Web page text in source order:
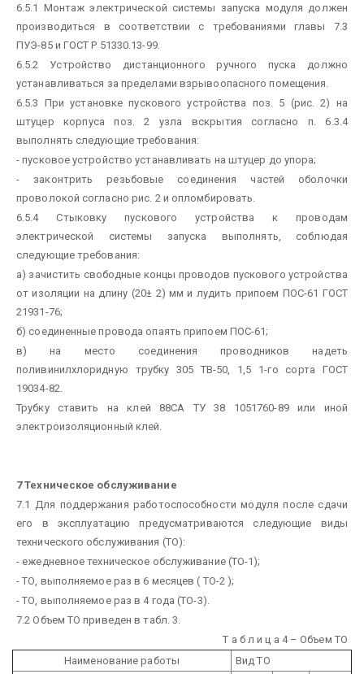
6.5.1 Монтаж электрической системы запуска модуля должен
производиться в соответствии с требованиями главы 7.3
ПУЭ-85 и ГОСТ Р 51330.13-99.
6.5.2 Устройство дистанционного ручного пуска должно
устанавливаться за пределами взрывоопасного помещения.
6.5.3 При установке пускового устройства поз. 5 (рис. 2) на
штуцер корпуса поз. 2 узла вскрытия согласно п. 6.3.4
выполнять следующие требования:
- пусковое устройство устанавливать на штуцер до упора;
- законтрить резьбовые соединения частей оболочки
проволокой согласно рис. 2 и опломбировать.
6.5.4 Стыковку пускового устройства к проводам
электрической системы запуска выполнять, соблюдая
следующие требования:
а) зачистить свободные концы проводов пускового устройства
от изоляции на длину (20± 2) мм и лудить припоем ПОС-61 ГОСТ
21931-76;
б) соединенные провода опаять припоем ПОС-61;
в) на место соединения проводников надеть
поливинилхлоридную трубку 305 ТВ-50, 1,5 1-го сорта ГОСТ
19034-82.
Трубку ставить на клей 88СА ТУ 38 1051760-89 или иной
электроизоляционный клей.
7 Техническое обслуживание
7.1 Для поддержания работоспособности модуля после сдачи
его в эксплуатацию предусматриваются следующие виды
технического обслуживания (ТО):
- ежедневное техническое обслуживание (ТО-1);
- ТО, выполняемое раз в 6 месяцев ( ТО-2 );
- ТО, выполняемое раз в 4 года (ТО-3).
7.2 Объем ТО приведен в табл. 3.
Т а б л и ц а 4 – Объем ТО
Наименование работы
Вид ТО